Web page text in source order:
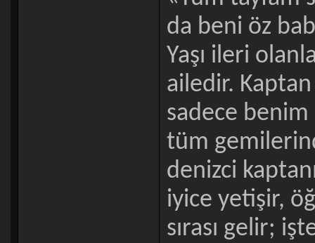
da beni öz
Yaşı ileri
ailedir.
sadece
tüm
denizci
iyice yetişir,
sırası gelir;